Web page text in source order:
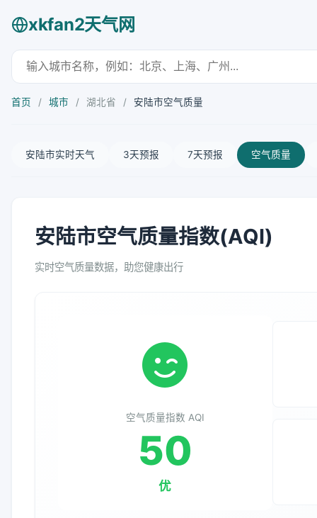
xkfan2天气网
首页 / 城市 / 湖北省 / 安陆市空气质量
安陆市实时天气 3天预报 7天预报 空气质量
安陆市空气质量指数(AQI)
实时空气质量数据，助您健康出行
空气质量指数 AQI
50
优